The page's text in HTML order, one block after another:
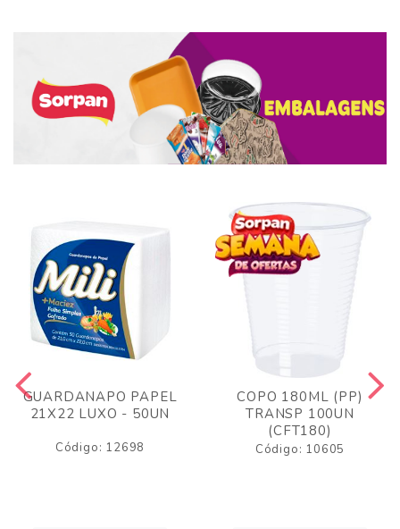
GUARDANAPO PAPEL
21X22 LUXO - 50UN
Código: 12698
COPO 180ML (PP)
TRANSP 100UN
(CFT180)
Código: 10605